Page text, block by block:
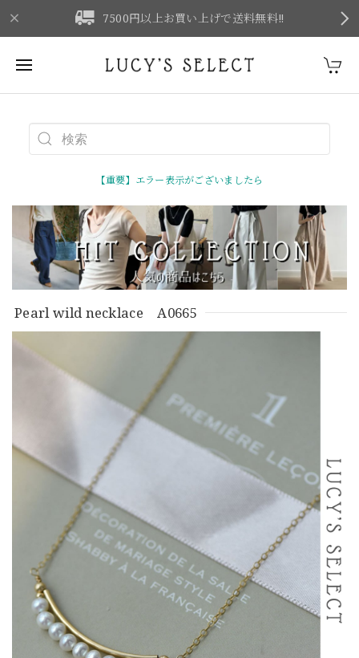
7500円以上お買い上げで送料無料‼
【重要】エラー表示がございましたら
Pearl wild necklace A0665